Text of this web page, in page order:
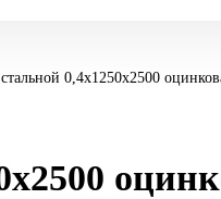
0,4х1250х2500